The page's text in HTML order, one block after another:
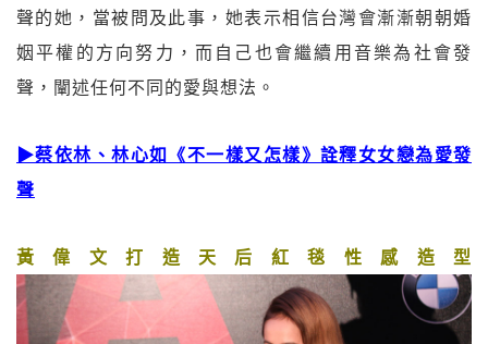
聲的她，當被問及此事，她表示相信台灣會漸漸朝朝婚
姻平權的方向努力，而自己也會繼續用音樂為社會發
聲，闡述任何不同的愛與想法。
▶蔡依林、林心如《不一樣又怎樣》詮釋女女戀為愛發
聲
黃偉文打造天后紅毯性感造型